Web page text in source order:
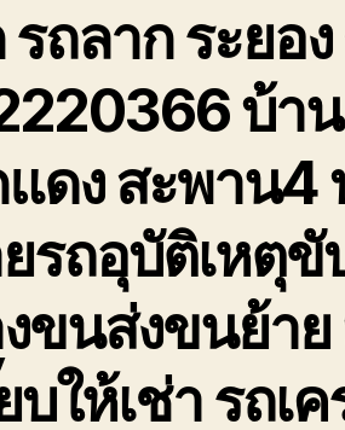
รถลาก ระยอ
บ้า
ดง สะพาน4
รถอุบัติเหตุขั
ขนส่งขนย้า
บให้เช่า รถเ